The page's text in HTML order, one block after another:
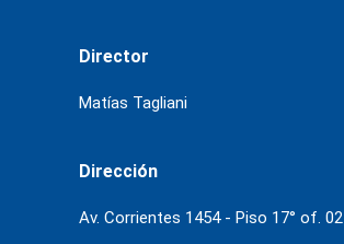
Director
Matías Tagliani
Dirección
Av. Corrientes 1454 - Piso 17° of. 02